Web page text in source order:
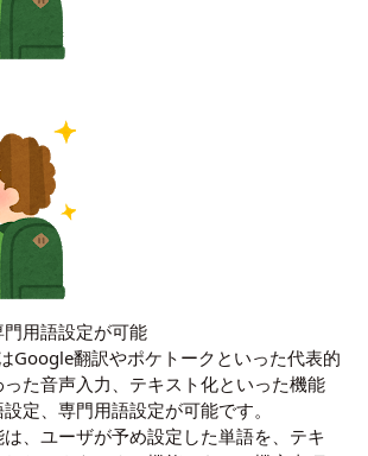
用語設定が可能
Google翻訳やポケトークといった代表的
た音声入力、テキスト化といった機能
定、専門用語設定が可能です。
、ユーザが予め設定した単語を、テキ